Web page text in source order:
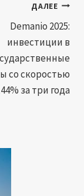
ДАЛЕЕ
Demanio 2025:
инвестиции в
со скоростью
за три года